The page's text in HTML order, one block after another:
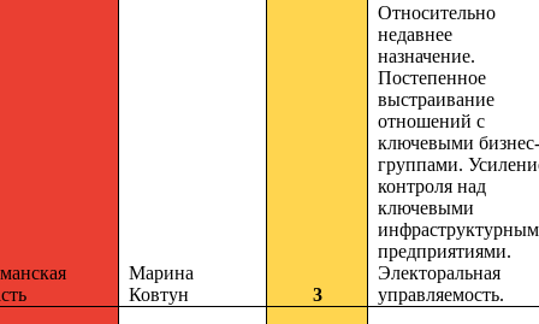
Марина
Ковтун
3
Относительно
недавнее
назначение.
Постепенное
выстраивание
отношений с
ключевыми бизнес-
группами.
контроля над
ключевыми
предприятиями.
Электоральная
управляемость.